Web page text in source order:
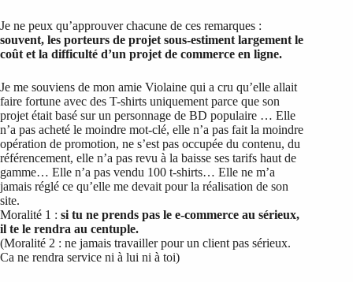
Je ne peux qu’approuver chacune de ces remarques :
souvent, les porteurs de projet sous-estiment largement le
coût et la difficulté d’un projet de commerce en ligne.
Je me souviens de mon amie Violaine qui a cru qu’elle allait
faire fortune avec des T-shirts uniquement parce que son
projet était basé sur un personnage de BD populaire … Elle
n’a pas acheté le moindre mot-clé, elle n’a pas fait la moindre
opération de promotion, ne s’est pas occupée du contenu, du
référencement, elle n’a pas revu à la baisse ses tarifs haut de
gamme… Elle n’a pas vendu 100 t-shirts… Elle ne m’a
jamais réglé ce qu’elle me devait pour la réalisation de son
site.
Moralité 1 : si tu ne prends pas le e-commerce au sérieux,
il te le rendra au centuple.
(Moralité 2 : ne jamais travailler pour un client pas sérieux.
Ca ne rendra service ni à lui ni à toi)